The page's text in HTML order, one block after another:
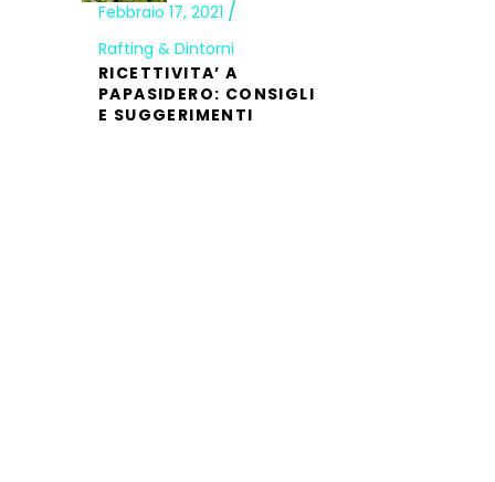
Febbraio 17, 2021
Rafting & Dintorni
RICETTIVITA’ A
PAPASIDERO: CONSIGLI
E SUGGERIMENTI